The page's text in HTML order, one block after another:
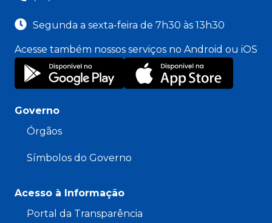
Segunda a sexta-feira de 7h30 às 13h30
Acesse também nossos serviços no Android ou iOS
Governo
Órgãos
Símbolos do Governo
Acesso à Informação
Portal da Transparência